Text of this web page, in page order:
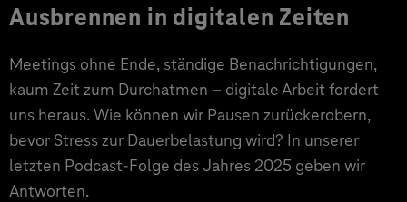
Ausbrennen in digitalen Zeiten
Meetings ohne Ende, ständige Benachrichtigungen,
kaum Zeit zum Durchatmen – digitale Arbeit fordert
uns heraus. Wie können wir Pausen zurückerobern,
bevor Stress zur Dauerbelastung wird? In unserer
letzten Podcast-Folge des Jahres 2025 geben wir
Antworten.